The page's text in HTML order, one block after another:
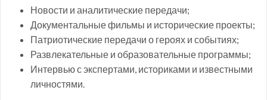
Новости и аналитические передачи;
Документальные фильмы и исторические проекты;
Патриотические передачи о героях и событиях;
Развлекательные и образовательные программы;
Интервью с экспертами, историками и известными
личностями.